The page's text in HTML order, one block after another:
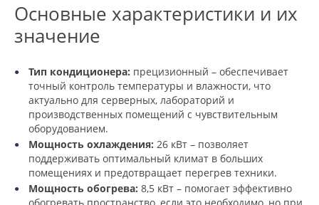
Основные характеристики и их
значение
Тип кондиционера: прецизионный – обеспечивает
точный контроль температуры и влажности, что
актуально для серверных, лабораторий и
производственных помещений с чувствительным
оборудованием.
Мощность охлаждения: 26 кВт – позволяет
поддерживать оптимальный климат в больших
помещениях и предотвращает перегрев техники.
Мощность обогрева: 8,5 кВт – помогает эффективно